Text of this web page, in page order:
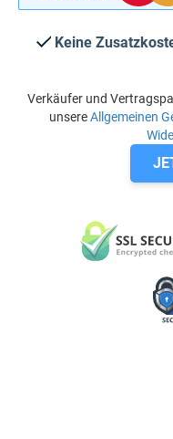
Keine
Verkäufer und
unsereAllgemeinen